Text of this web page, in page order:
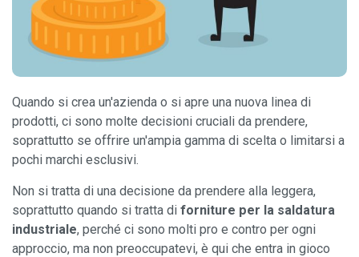
Quando si crea un'azienda o si apre una nuova linea di
prodotti, ci sono molte decisioni cruciali da prendere,
soprattutto se offrire un'ampia gamma di scelta o limitarsi a
pochi marchi esclusivi.
Non si tratta di una decisione da prendere alla leggera,
soprattutto quando si tratta di forniture per la saldatura
industriale, perché ci sono molti pro e contro per ogni
approccio, ma non preoccupatevi, è qui che entra in gioco